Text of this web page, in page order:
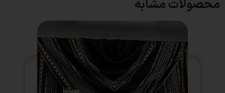
محصولات مشابه